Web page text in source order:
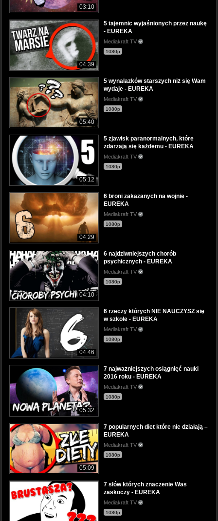
03:10
04:39
5 tajemnic wyjaśnionych przez naukę
- EUREKA
Mediakraft TV
1080p
05:40
5 wynalazków starszych niż się Wam
wydaje - EUREKA
Mediakraft TV
1080p
05:12
5 zjawisk paranormalnych, które
zdarzają się każdemu - EUREKA
Mediakraft TV
1080p
04:29
6 broni zakazanych na wojnie -
EUREKA
Mediakraft TV
1080p
04:10
6 najdziwniejszych chorób
psychicznych - EUREKA
Mediakraft TV
1080p
04:46
6 rzeczy których NIE NAUCZYSZ się
w szkole - EUREKA
Mediakraft TV
1080p
05:32
7 najważniejszych osiągnięć nauki
2016 roku - EUREKA
Mediakraft TV
1080p
05:09
7 popularnych diet które nie działają –
EUREKA
Mediakraft TV
1080p
7 słów których znaczenie Was
zaskoczy - EUREKA
Mediakraft TV
1080p